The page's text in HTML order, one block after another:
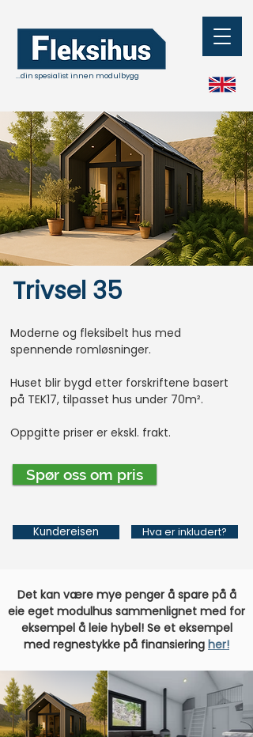
...din spesialist innen modulbygg
Trivsel 35
Moderne og fleksibelt hus med
spennende romløsninger.
Huset blir bygd etter forskriftene basert
på TEK17, tilpasset hus under 70m².
Oppgitte priser er ekskl. frakt.
Spør oss om pris
Kundereisen Hva er inkludert?
Det kan være mye penger å spare på å
eie eget modulhus sammenlignet med for
eksempel å leie hybel! Se et eksempel
med regnestykke på finansiering her!